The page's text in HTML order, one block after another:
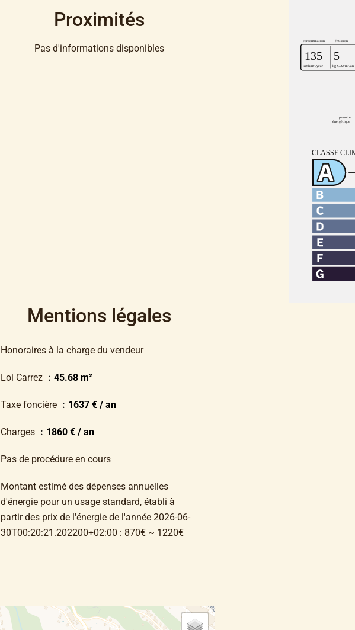
Proximités
Pas d'informations disponibles
Mentions légales
Honoraires à la charge du vendeur
Loi Carrez 45.68 m²
Taxe foncière 1637 € / an
Charges 1860 € / an
Pas de procédure en cours
Montant estimé des dépenses annuelles
d'énergie pour un usage standard, établi à
partir des prix de l'énergie de l'année 2026-06-
30T00:20:21.202200+02:00 : 870€ ~ 1220€